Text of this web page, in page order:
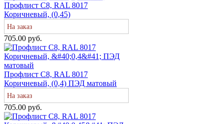
Профлист С8, RAL 8017
Коричневый, (0,45)
На заказ
705.00 руб.
Профлист С8, RAL 8017
Коричневый, (0,4) ПЭД матовый
На заказ
705.00 руб.